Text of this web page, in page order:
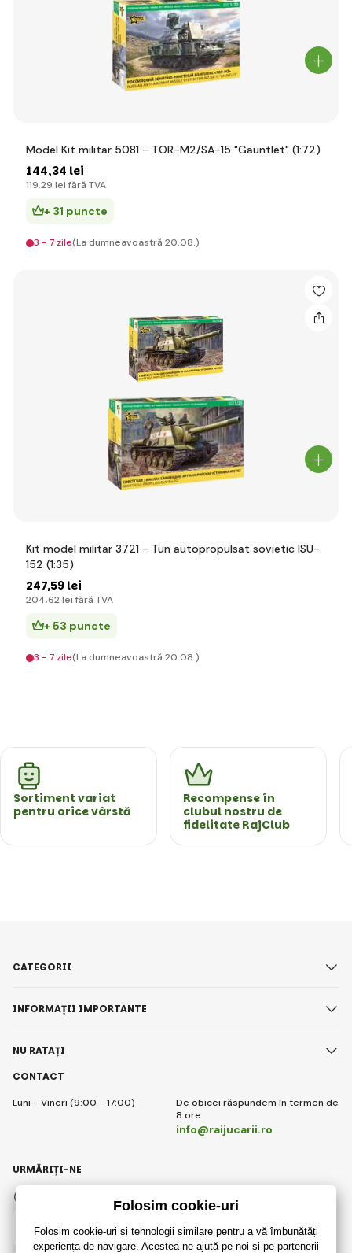
Model Kit militar 5081 - TOR-M2/SA-15 "Gauntlet" (1:72)
144,34 lei
119,29 lei fără TVA
+ 31 puncte
3 - 7 zile(La dumneavoastră 20.08.)
Kit model militar 3721 - Tun autopropulsat sovietic ISU-
152 (1:35)
247,59 lei
204,62 lei fără TVA
+ 53 puncte
3 - 7 zile(La dumneavoastră 20.08.)
Sortiment variat
pentru orice vârstă
Recompense în
clubul nostru de
fidelitate RajClub
CONTACT
Luni - Vineri (9:00 - 17:00)
De obicei răspundem în termen de
8 ore
info@raijucarii.ro
CATEGORII
INFORMAȚII IMPORTANTE
NU RATAȚI
Romanian
URMĂRIȚI-NE
Instagram